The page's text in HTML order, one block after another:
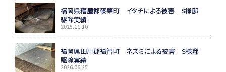
福岡県糟屋郡篠栗町 イタチによる被害 S様邸
駆除実績
2025.11.10
福岡県田川郡福智町 ネズミによる被害 S様邸
駆除実績
2026.06.25